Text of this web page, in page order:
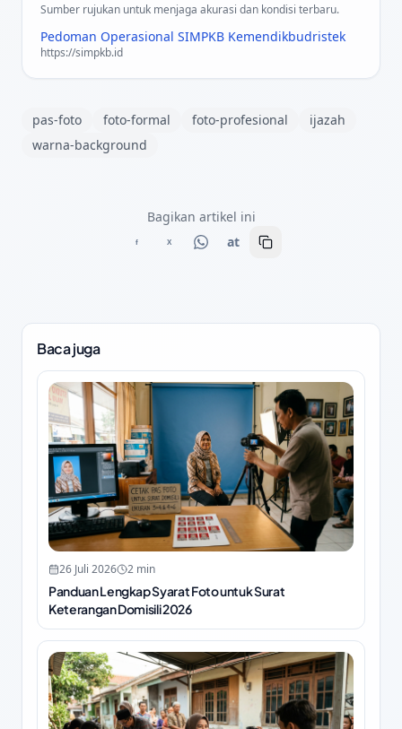
Sumber rujukan untuk menjaga akurasi dan kondisi terbaru.
Pedoman Operasional SIMPKB Kemendikbudristek
https://simpkb.id
pas-foto foto-formal foto-profesional
ijazah
warna-background
Bagikan artikel ini
f X at
Baca juga
26 Juli 2026 2 min
Panduan Lengkap Syarat Foto untuk Surat
Keterangan Domisili 2026